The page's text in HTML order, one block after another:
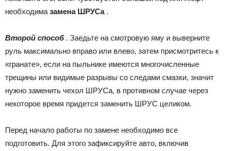
необходима замена ШРУСа.
Второй способ. Заедьте на смотровую яму и выверните
руль максимально вправо или влево, затем присмотритесь к
«гранате», если на пыльнике имеются многочисленные
трещины или видимые разрывы со следами смазки, значит
нужно заменить чехол ШРУСа, в противном случае через
некоторое время придется заменить ШРУС целиком.
Перед начало работы по замене необходимо все
подготовить. Для этого зафиксируйте авто, включив